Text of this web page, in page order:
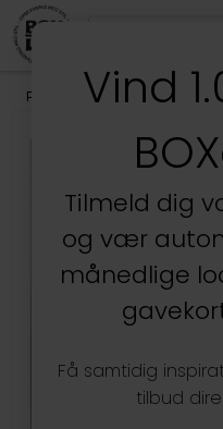
Produkter /Stuen Væghylder
Kun hos BOXdeLUX
Vind
Tilmeld dig
og vær
månedlige
Få samtidig
tilbud